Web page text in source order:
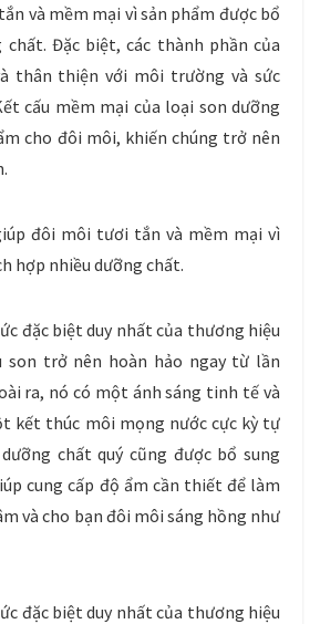
và mềm mại vì sản phẩm được bổ
chất. Đặc biệt, các thành phần của
thân thiện với môi trường và sức
cấu mềm mại của loại son dưỡng
cho đôi môi, khiến chúng trở nên
đôi môi tươi tắn và mềm mại vì
hợp nhiều dưỡng chất.
đặc biệt duy nhất của thương hiệu
son trở nên hoàn hảo ngay từ lần
ra, nó có một ánh sáng tinh tế và
kết thúc môi mọng nước cực kỳ tự
chất quý cũng được bổ sung
cung cấp độ ẩm cần thiết để làm
và cho bạn đôi môi sáng hồng như
đặc biệt duy nhất của thương hiệu